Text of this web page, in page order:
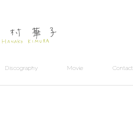
Discography Movie Contact